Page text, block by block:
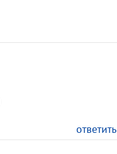
ответить